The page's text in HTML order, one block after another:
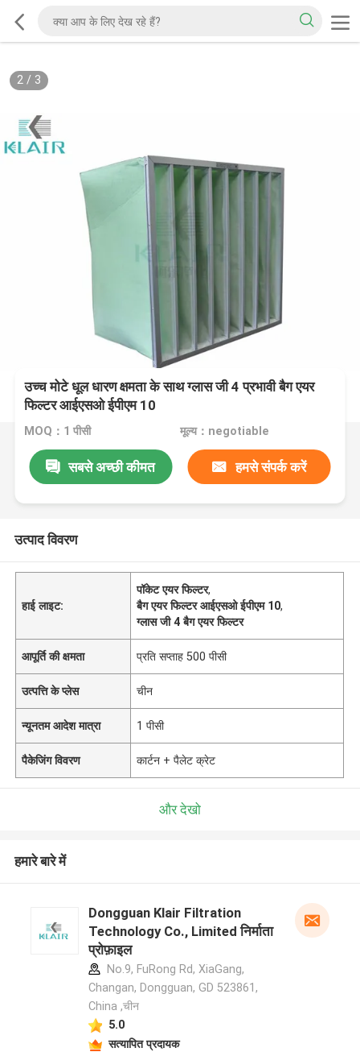
2/ 3
उच्च मोटे धूल धारण क्षमता के साथ ग्लास जी 4 प्रभावी बैग एयर
फिल्टर आईएसओ ईपीएम 10
MOQ：1 पीसी मूल्य：negotiable
सबसे अच्छी कीमत हमसे संपर्क करें
उत्पाद विवरण
हाई लाइट:
पॉकेट एयर फिल्टर,
बैग एयर फिल्टर आईएसओ ईपीएम 10,
ग्लास जी 4 बैग एयर फिल्टर
आपूर्ति की क्षमता प्रति सप्ताह 500 पीसी
उत्पत्ति के प्लेस चीन
न्यूनतम आदेश मात्रा 1 पीसी
पैकेजिंग विवरण कार्टन + पैलेट क्रेट
और देखो
हमारे बारे में
Dongguan Klair Filtration
Technology Co., Limited निर्माता
प्रोफ़ाइल
No.9, FuRong Rd, XiaGang,
Changan, Dongguan, GD 523861,
China ,चीन
5.0
सत्यापित प्रदायक